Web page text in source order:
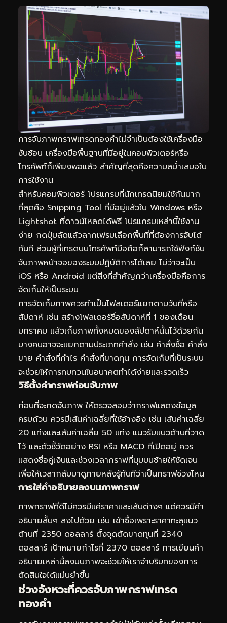
การจับภาพกราฟเทรดทองคำไม่จำเป็นต้องใช้เครื่องมือ
ซับซ้อน เครื่องมือพื้นฐานที่มีอยู่ในคอมพิวเตอร์หรือ
โทรศัพท์ก็เพียงพอแล้ว สำคัญที่สุดคือความสม่ำเสมอใน
การใช้งาน
สำหรับคอมพิวเตอร์ โปรแกรมที่นักเทรดนิยมใช้กันมาก
ที่สุดคือ Snipping Tool ที่มีอยู่แล้วใน Windows หรือ
Lightshot ที่ดาวน์โหลดได้ฟรี โปรแกรมเหล่านี้ใช้งาน
ง่าย กดปุ่มลัดแล้วลากเฟรมเลือกพื้นที่ที่ต้องการจับได้
ทันที ส่วนผู้ที่เทรดบนโทรศัพท์มือถือก็สามารถใช้ฟังก์ชัน
จับภาพหน้าจอของระบบปฏิบัติการได้เลย ไม่ว่าจะเป็น
iOS หรือ Android แต่สิ่งที่สำคัญกว่าเครื่องมือคือการ
จัดเก็บให้เป็นระบบ
การจัดเก็บภาพควรทำเป็นโฟลเดอร์แยกตามวันที่หรือ
สัปดาห์ เช่น สร้างโฟลเดอร์ชื่อสัปดาห์ที่ 1 ของเดือน
มกราคม แล้วเก็บภาพทั้งหมดของสัปดาห์นั้นไว้ด้วยกัน
บางคนอาจจะแยกตามประเภทคำสั่ง เช่น คำสั่งซื้อ คำสั่ง
ขาย คำสั่งที่กำไร คำสั่งที่ขาดทุน การจัดเก็บที่เป็นระบบ
จะช่วยให้การทบทวนในอนาคตทำได้ง่ายและรวดเร็ว
วิธีตั้งค่ากราฟก่อนจับภาพ
ก่อนที่จะกดจับภาพ ให้ตรวจสอบว่ากราฟแสดงข้อมูล
ครบถ้วน ควรมีเส้นค่าเฉลี่ยที่ใช้อ้างอิง เช่น เส้นค่าเฉลี่ย
20 แท่งและเส้นค่าเฉลี่ย 50 แท่ง แนวรับแนวต้านที่วาด
ไว้ และตัวชี้วัดอย่าง RSI หรือ MACD ที่เปิดอยู่ ควร
แสดงชื่อคู่เงินและช่วงเวลากราฟที่มุมบนซ้ายให้ชัดเจน
เพื่อให้เวลากลับมาดูภายหลังรู้ทันทีว่าเป็นกราฟช่วงไหน
การใส่คำอธิบายลงบนภาพกราฟ
ภาพกราฟที่ดีไม่ควรมีแค่ราคาและเส้นต่างๆ แต่ควรมีคำ
อธิบายสั้นๆ ลงไปด้วย เช่น เข้าซื้อเพราะราคาทะลุแนว
ต้านที่ 2350 ดอลลาร์ ตั้งจุดตัดขาดทุนที่ 2340
ดอลลาร์ เป้าหมายกำไรที่ 2370 ดอลลาร์ การเขียนคำ
อธิบายเหล่านี้ลงบนภาพจะช่วยให้เราจำบริบทของการ
ตัดสินใจได้แม่นยำขึ้น
ช่วงจังหวะที่ควรจับภาพกราฟเทรด
ทองคำ